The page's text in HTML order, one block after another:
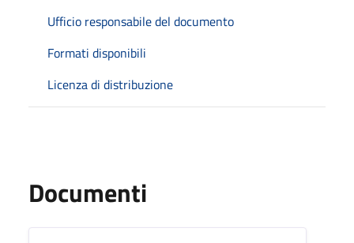
Ufficio responsabile del documento
Formati disponibili
Licenza di distribuzione
Documenti